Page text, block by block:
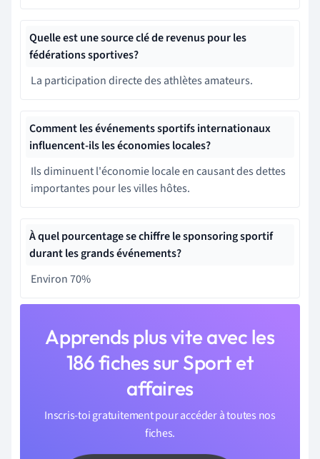
Quelle est une source clé de revenus pour les
fédérations sportives?
La participation directe des athlètes amateurs.
Comment les événements sportifs internationaux
influencent-ils les économies locales?
Ils diminuent l'économie locale en causant des dettes
importantes pour les villes hôtes.
À quel pourcentage se chiffre le sponsoring sportif
durant les grands événements?
Environ 70%
Apprends plus vite avec les
186 fiches sur Sport et
affaires
Inscris-toi gratuitement pour accéder à toutes nos
fiches.